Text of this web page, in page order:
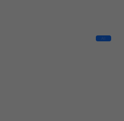
All